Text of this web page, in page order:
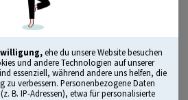
ehe du unsere Website besuchen
und andere Technologien auf unserer
essenziell, während andere uns helfen, die
zu verbessern. Personenbezogene Daten
B. IP-Adressen), etwa für personalisierte
der Polizei Sachsen-
– Ausbildung (Laufbahngruppe
2)